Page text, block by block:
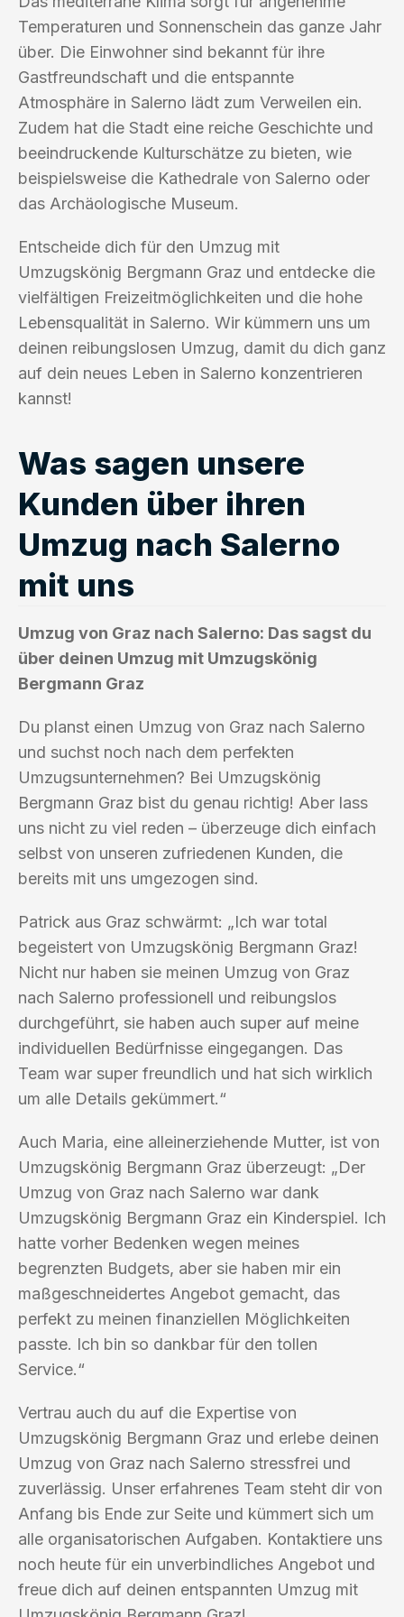
Temperaturen und Sonnenschein das ganze Jahr
über. Die Einwohner sind bekannt für ihre
Gastfreundschaft und die entspannte
Atmosphäre in Salerno lädt zum Verweilen ein.
Zudem hat die Stadt eine reiche Geschichte und
beeindruckende Kulturschätze zu bieten, wie
beispielsweise die Kathedrale von Salerno oder
das Archäologische Museum.
Entscheide dich für den Umzug mit
Umzugskönig Bergmann Graz und entdecke die
vielfältigen Freizeitmöglichkeiten und die hohe
Lebensqualität in Salerno. Wir kümmern uns um
deinen reibungslosen Umzug, damit du dich ganz
auf dein neues Leben in Salerno konzentrieren
kannst!
Was sagen unsere
Kunden über ihren
Umzug nach Salerno
mit uns
Umzug von Graz nach Salerno: Das sagst du
über deinen Umzug mit Umzugskönig
Bergmann Graz
Du planst einen Umzug von Graz nach Salerno
und suchst noch nach dem perfekten
Umzugsunternehmen? Bei Umzugskönig
Bergmann Graz bist du genau richtig! Aber lass
uns nicht zu viel reden – überzeuge dich einfach
selbst von unseren zufriedenen Kunden, die
bereits mit uns umgezogen sind.
Patrick aus Graz schwärmt: „Ich war total
begeistert von Umzugskönig Bergmann Graz!
Nicht nur haben sie meinen Umzug von Graz
nach Salerno professionell und reibungslos
durchgeführt, sie haben auch super auf meine
individuellen Bedürfnisse eingegangen. Das
Team war super freundlich und hat sich wirklich
um alle Details gekümmert.“
Auch Maria, eine alleinerziehende Mutter, ist von
Umzugskönig Bergmann Graz überzeugt: „Der
Umzug von Graz nach Salerno war dank
Umzugskönig Bergmann Graz ein Kinderspiel. Ich
hatte vorher Bedenken wegen meines
begrenzten Budgets, aber sie haben mir ein
maßgeschneidertes Angebot gemacht, das
perfekt zu meinen finanziellen Möglichkeiten
passte. Ich bin so dankbar für den tollen
Service.“
Vertrau auch du auf die Expertise von
Umzugskönig Bergmann Graz und erlebe deinen
Umzug von Graz nach Salerno stressfrei und
zuverlässig. Unser erfahrenes Team steht dir von
Anfang bis Ende zur Seite und kümmert sich um
alle organisatorischen Aufgaben. Kontaktiere uns
noch heute für ein unverbindliches Angebot und
freue dich auf deinen entspannten Umzug mit